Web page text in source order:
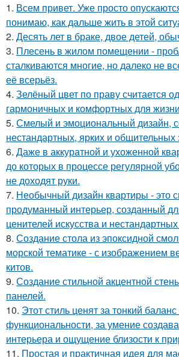
1. Всем привет. Уже просто
понимаю, как дальше жить в этой
2. Десять лет в браке, двое детей,
3. Плесень в жилом помещении -
сталкиваются многие, но далеко не
её всерьёз.
4. Зелёный цвет по праву считается
гармоничных и комфортных для
5. Смелый и эмоциональный дизайн,
нестандартных, ярких и общительных
6. Даже в аккуратной и ухоженной
до которых в процессе регулярной
не доходят руки.
7. Необычный дизайн квартиры - это
продуманный интерьер, созданный
ценителей искусства и
8. Создание стола из эпоксидной
морской тематике - с изображением
китов.
9. Создание стильной акцентной
панелей.
10. Этот стиль ценят за тонкий баланс
функциональности, за умение
интерьера и ощущение близости к
11. Простая и практичная идея для